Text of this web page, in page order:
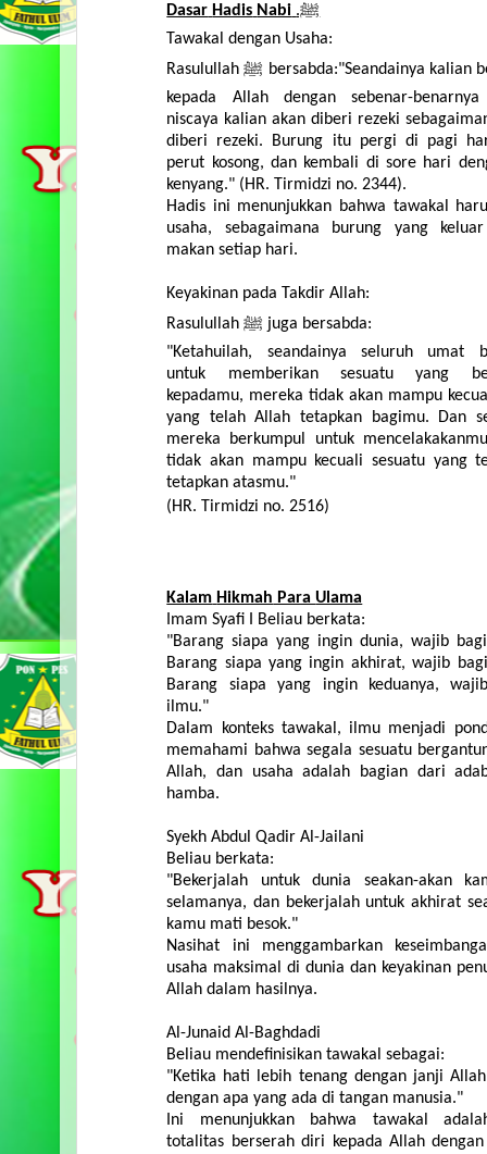
Dasar Hadis Nabi ﷺ.
Tawakal dengan Usaha:
Rasulullah ﷺ bersabda:"Seandainya kalian
kepada Allahdengan
sebenar-benarnya
niscaya kalianakan diberi rezeki
diberi
rezeki. Burung itu pergi di pagi
perut kosong, dan kembali di sore hari
kenyang." (HR.Tirmidzi no. 2344).
Hadis ini menunjukkan bahwa tawakal
usaha, sebagaimana burung yang keluar
makan setiap hari.
Keyakinan pada Takdir Allah:
Rasulullah ﷺ juga bersabda:
"Ketahuilah, seandainya seluruh umat
untuk
memberikan sesuatu yang
kepadamu, mereka tidak akan mampu
yang telahAllahtetapkan bagimu. Dan
mereka
berkumpul untuk mencelakakanmu
tidak akan mampu kecuali sesuatuyang
tetapkan atasmu."
(HR.Tirmidzi no. 2516)
Kalam Hikmah ParaUlama
ImamSyafi I Beliau berkata:
"Barang siapa yang ingin dunia,wajib
Barang siapa yang ingin akhirat,wajib
Barang
siapa yang ingin keduanya,
ilmu."
Dalam
konteks tawakal , ilmu menjadi
memahami bahwa segala sesuatu
Allah, dan usaha adalah bagian dari
hamba.
Syekh AbdulQadir Al-Jailani
Beliau berkata:
"Bekerjalah untuk dunia seakan-akan
selamanya,dan bekerjalah untuk akhirat
kamu mati besok."
Nasihat
ini menggambarkan
usaha maksimal didunia dan keyakinan
Allahdalam hasilnya.
Al-Junaid Al-Baghdadi
Beliau mendefinisikan tawakal sebagai:
"Ketika hati lebih tenang dengan janji
dengan apa yangada ditangan manusia."
Ini
menunjukkan bahwa tawakal
totalitas berserah diri kepada Allahdengan